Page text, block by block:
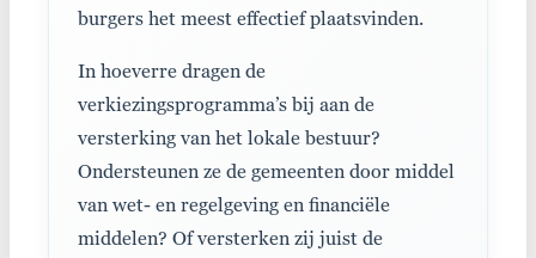
burgers het meest effectief plaatsvinden.
In hoeverre dragen de
verkiezingsprogramma’s bij aan de
versterking van het lokale bestuur?
Ondersteunen ze de gemeenten door middel
van wet- en regelgeving en financiële
middelen? Of versterken zij juist de